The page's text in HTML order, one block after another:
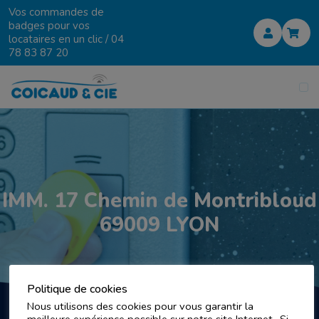
Vos commandes de
badges pour vos
locataires en un clic /04
78 83 87 20
IMM. 17 Chemin de Montribloud
69009 LYON
Politique de cookies
Nous utilisons des cookies pour vous garantir la